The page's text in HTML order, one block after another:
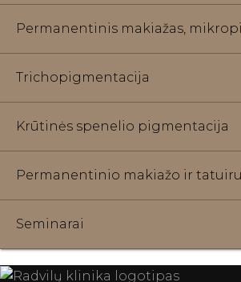
Permanentinis makiažas,
Trichopigmentacija
Krūtinės spenelio pigmentacija
Permanentinio makiažo ir
Seminarai